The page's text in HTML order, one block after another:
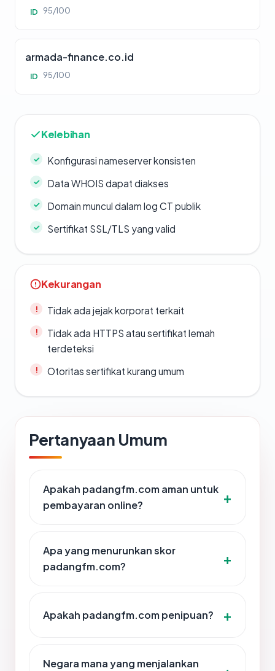
ID 95/100
armada-finance.co.id
ID 95/100
Kelebihan
Konfigurasi nameserver konsisten
Data WHOIS dapat diakses
Domain muncul dalam log CT publik
Sertifikat SSL/TLS yang valid
Kekurangan
Tidak ada jejak korporat terkait
Tidak ada HTTPS atau sertifikat lemah
terdeteksi
Otoritas sertifikat kurang umum
Pertanyaan Umum
Apakah padangfm.com aman untuk
pembayaran online?
Apa yang menurunkan skor
padangfm.com?
Apakah padangfm.com penipuan?
Negara mana yang menjalankan